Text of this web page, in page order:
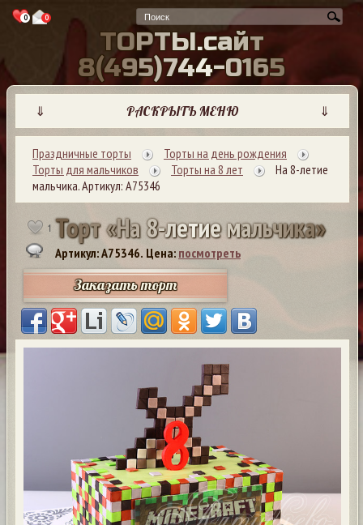
0 0
ТОРТЫ.сайт
8(495)744-0165
⇓ РАСКРЫТЬ МЕНЮ ⇓
Праздничные торты
Торты на день рождения
Торты для мальчиков
Торты на 8 лет
На 8-летие
мальчика. Артикул: А75346
1 Торт«На8-летиемальчика»
Артикул: A75346. Цена: посмотреть
Заказать торт